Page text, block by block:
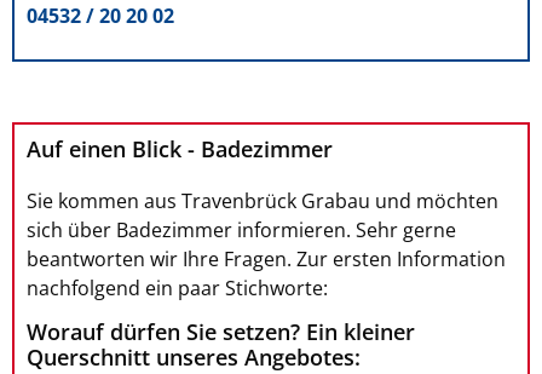
04532 / 20 20 02
Auf einen Blick - Badezimmer
Sie kommen aus Travenbrück Grabau und möchten
sich über Badezimmer informieren. Sehr gerne
beantworten wir Ihre Fragen. Zur ersten Information
nachfolgend ein paar Stichworte:
Worauf dürfen Sie setzen? Ein kleiner
Querschnitt unseres Angebotes: